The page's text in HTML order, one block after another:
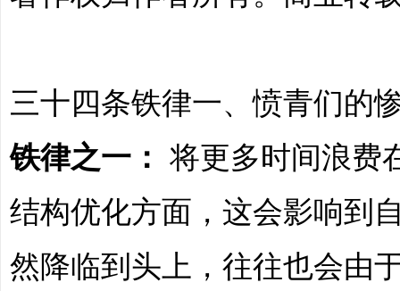
旅
三十四条铁律一、愤青们的
铁律之一： 将更多时间浪费
结构优化方面，这会影响到
然降临到头上，往往也会由